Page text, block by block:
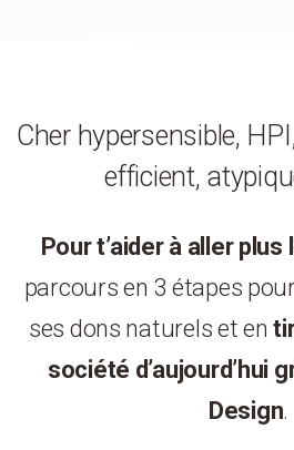
Cher hypersensible,
efficient,
Pour t’aider à aller plus
parcours en 3 étapes
ses dons naturels et en
société d’aujourd’hui
Design.